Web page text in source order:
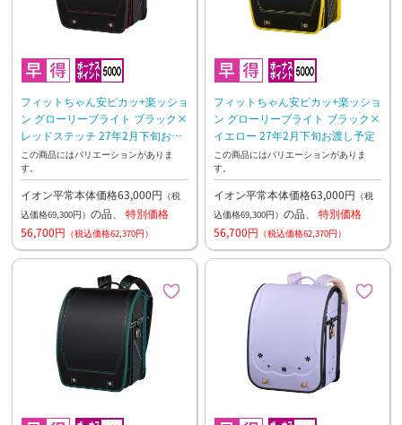
フィットちゃん安ピカッ+楽ッショ
ン グローリーブライト ブラック×
レッドステッチ 27年2月下旬お渡
し予定
この商品にはバリエーションがありま
す。
イオン平常本体価格63,000円 （税
込価格69,300円） の品、 特別価格
56,700円 （税込価格62,370円）
フィットちゃん安ピカッ+楽ッショ
ン グローリーブライト ブラック×
イエロー 27年2月下旬お渡し予定
この商品にはバリエーションがありま
す。
イオン平常本体価格63,000円 （税
込価格69,300円） の品、 特別価格
56,700円 （税込価格62,370円）